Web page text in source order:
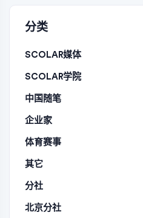
分类
SCOLAR媒体
SCOLAR学院
中国随笔
企业家
体育赛事
其它
分社
北京分社